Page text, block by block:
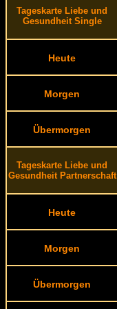
Tageskarte Liebe und
Gesundheit Single
Heute
Morgen
Übermorgen
Tageskarte Liebe und
Gesundheit Partnerschaft
Heute
Morgen
Übermorgen